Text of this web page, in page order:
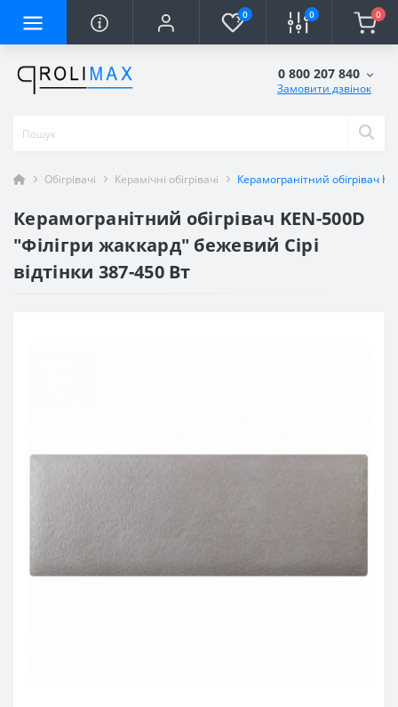
0 0 0
0 800 207 840
Замовити дзвінок
Обігрівачі Керамічні обігрівачі Керамогранітний обігрівач
Керамогранітний обігрівач KEN-500D
"Філігри жаккард" бежевий Сірі
відтінки 387-450 Вт